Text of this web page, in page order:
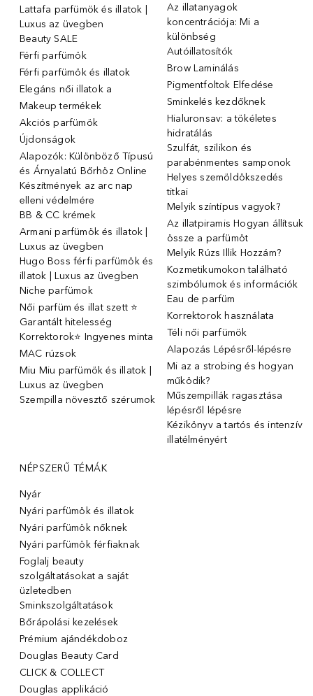
Lattafa parfümök és illatok |
Luxus az üvegben
Beauty SALE
Férfi parfümök
Férfi parfümök és illatok
Elegáns női illatok ️a
Makeup termékek
Akciós parfümök
Újdonságok
Alapozók: Különböző Típusú
és Árnyalatú Bőrhöz Online
Készítmények az arc nap
elleni védelmére
BB & CC krémek
Armani parfümök és illatok |
Luxus az üvegben
Hugo Boss férfi parfümök és
illatok | Luxus az üvegben
Niche parfümok
Női parfüm és illat szett ⭐
Garantált hitelesség
Korrektorok⭐ Ingyenes minta
MAC rúzsok
Miu Miu parfümök és illatok |
Luxus az üvegben
Szempilla növesztő szérumok
Az illatanyagok
koncentrációja: Mi a
különbség
Autóillatosítók
Brow Laminálás
Pigmentfoltok Elfedése
Sminkelés kezdőknek
Hialuronsav: a tökéletes
hidratálás
Szulfát, szilikon és
parabénmentes samponok
Helyes szemöldökszedés
titkai
Melyik színtípus vagyok?
Az illatpiramis Hogyan állítsuk
össze a parfümöt
Melyik Rúzs Illik Hozzám?
Kozmetikumokon található
szimbólumok és információk
Eau de parfüm
Korrektorok használata
Téli női parfümök
Alapozás Lépésről-lépésre
Mi az a strobing és hogyan
működik?
Műszempillák ragasztása
lépésről lépésre
Kézikönyv a tartós és intenzív
illatélményért
NÉPSZERŰ TÉMÁK
Nyár
Nyári parfümök és illatok
Nyári parfümök nőknek
Nyári parfümök férfiaknak
Foglalj beauty
szolgáltatásokat a saját
üzletedben
Sminkszolgáltatások
Bőrápolási kezelések
Prémium ajándékdoboz
Douglas Beauty Card
CLICK & COLLECT
Douglas applikáció